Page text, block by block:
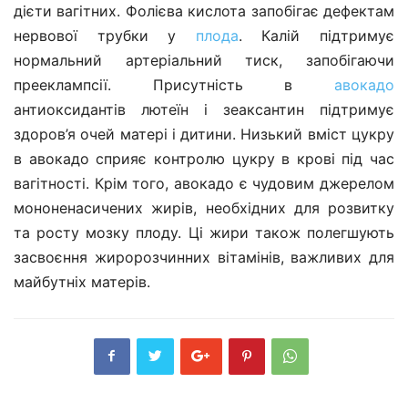
дієти вагітних. Фолієва кислота запобігає дефектам
нервової трубки у плода. Калій підтримує
нормальний артеріальний тиск, запобігаючи
прееклампсії. Присутність в авокадо
антиоксидантів лютеїн і зеаксантин підтримує
здоров’я очей матері і дитини. Низький вміст цукру
в авокадо сприяє контролю цукру в крові під час
вагітності. Крім того, авокадо є чудовим джерелом
мононенасичених жирів, необхідних для розвитку
та росту мозку плоду. Ці жири також полегшують
засвоєння жиророзчинних вітамінів, важливих для
майбутніх матерів.